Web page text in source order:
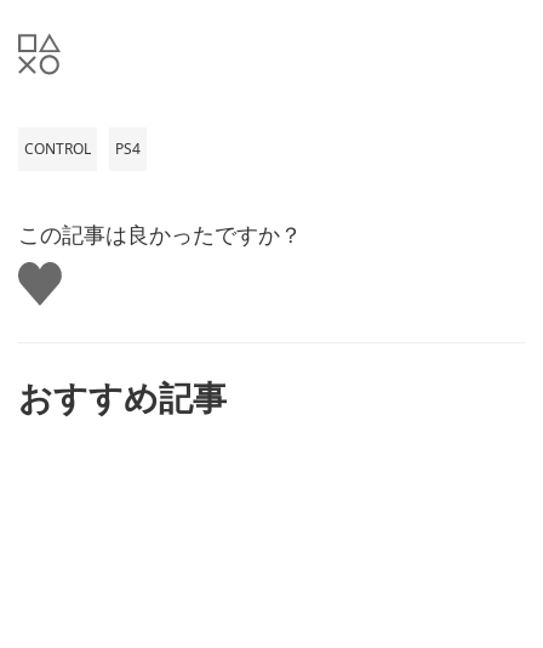
CONTROL PS4
この記事は良かったですか？
い
い
おすすめ記事